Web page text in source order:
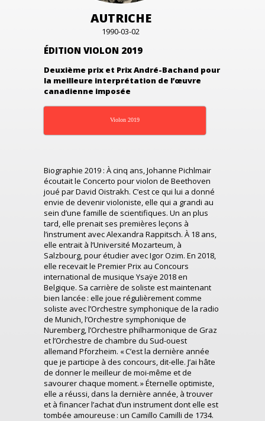
AUTRICHE
1990-03-02
ÉDITION VIOLON 2019
Deuxième prix et Prix André-Bachand pour
la meilleure interprétation de l’œuvre
canadienne imposée
Violon 2019
Biographie 2019 : À cinq ans, Johanne Pichlmair
écoutait le Concerto pour violon de Beethoven
joué par David Oistrakh. C’est ce qui lui a donné
envie de devenir violoniste, elle qui a grandi au
sein d’une famille de scientifiques. Un an plus
tard, elle prenait ses premières leçons à
l’instrument avec Alexandra Rappitsch. À 18 ans,
elle entrait à l’Université Mozarteum, à
Salzbourg, pour étudier avec Igor Ozim. En 2018,
elle recevait le Premier Prix au Concours
international de musique Ysaÿe 2018 en
Belgique. Sa carrière de soliste est maintenant
bien lancée : elle joue régulièrement comme
soliste avec l’Orchestre symphonique de la radio
de Munich, l’Orchestre symphonique de
Nuremberg, l’Orchestre philharmonique de Graz
et l’Orchestre de chambre du Sud-ouest
allemand Pforzheim. « C’est la dernière année
que je participe à des concours, dit-elle. J’ai hâte
de donner le meilleur de moi-même et de
savourer chaque moment. » Éternelle optimiste,
elle a réussi, dans la dernière année, à trouver
et à financer l’achat d’un instrument dont elle est
tombée amoureuse : un Camillo Camilli de 1734.